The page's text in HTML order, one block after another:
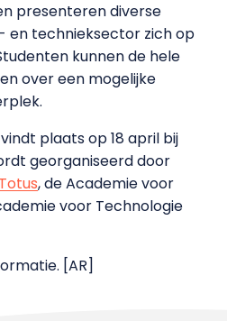
presenteren diverse
en technieksector zich op
kunnen de hele
over een mogelijke
plaats op 18 april bij
georganiseerd door
Totus, de Academie voor
voor Technologie
[AR]